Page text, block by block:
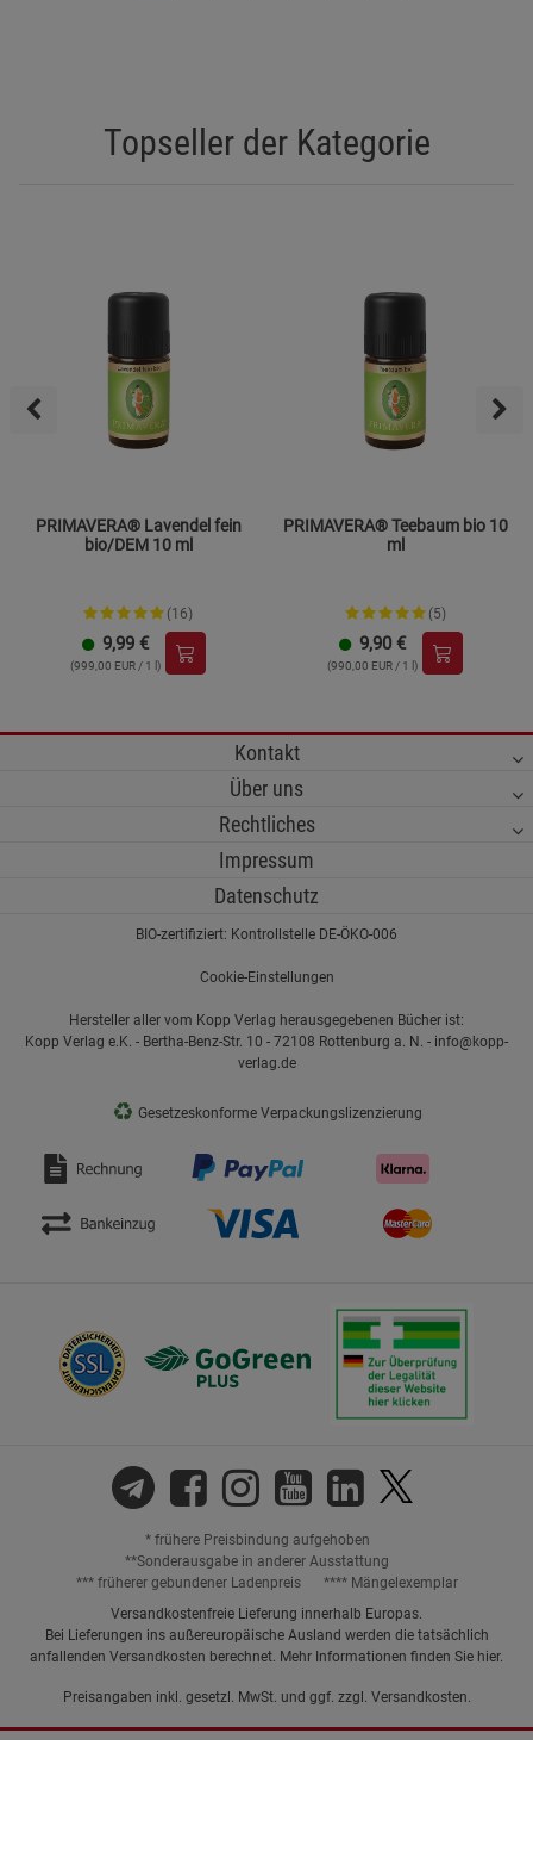
Topseller der Kategorie
PRIMAVERA® Lavendel fein
bio/DEM 10 ml
(16)
9,99 €
(999,00 EUR / 1 l)
PRIMAVERA® Teebaum bio 10
ml
(5)
9,90 €
(990,00 EUR / 1 l)
Kontakt
Über uns
Rechtliches
Impressum
Datenschutz
BIO-zertifiziert: Kontrollstelle DE-ÖKO-006
Cookie-Einstellungen
Hersteller aller vom Kopp Verlag herausgegebenen Bücher ist:
Kopp Verlag e.K. - Bertha-Benz-Str. 10 - 72108 Rottenburg a. N. - info@kopp-
verlag.de
♻ Gesetzeskonforme Verpackungslizenzierung
* frühere Preisbindung aufgehoben
**Sonderausgabe in anderer Ausstattung
*** früherer gebundener Ladenpreis
**** Mängelexemplar
Versandkostenfreie Lieferung innerhalb Europas.
Bei Lieferungen ins außereuropäische Ausland werden die tatsächlich
anfallenden Versandkosten berechnet. Mehr Informationen finden Sie hier.
Preisangaben inkl. gesetzl. MwSt. und ggf. zzgl. Versandkosten.